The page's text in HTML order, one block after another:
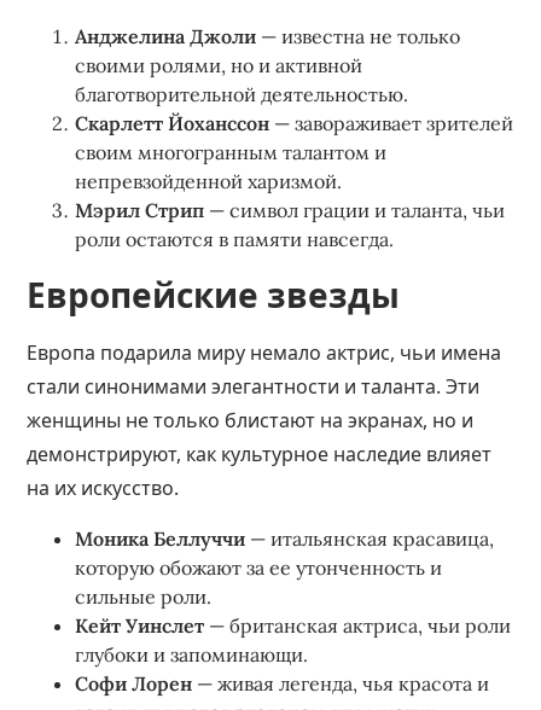
Анджелина Джоли — известна не только
своими ролями, но и активной
благотворительной деятельностью.
Скарлетт Йоханссон — завораживает зрителей
своим многогранным талантом и
непревзойденной харизмой.
Мэрил Стрип — символ грации и таланта, чьи
роли остаются в памяти навсегда.
Европейские звезды
Европа подарила миру немало актрис, чьи имена
стали синонимами элегантности и таланта. Эти
женщины не только блистают на экранах, но и
демонстрируют, как культурное наследие влияет
на их искусство.
Моника Беллуччи — итальянская красавица,
которую обожают за ее утонченность и
сильные роли.
Кейт Уинслет — британская актриса, чьи роли
глубоки и запоминающи.
Софи Лорен — живая легенда, чья красота и